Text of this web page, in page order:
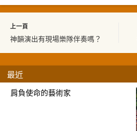
上一頁
神韻演出有現場樂隊伴奏嗎？
最近
肩負使命的藝術家